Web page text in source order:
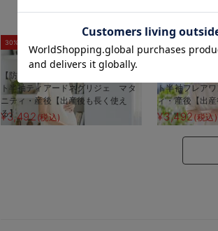
30%OFF
【防汚加工】綿混やわらかスウェッ
ト半袖ティアードネグリジェ マタ
ニティ・産後【出産後も長く使え
る】
¥3,492 (税込)
ト半袖フレア
ィ・産後【出産
¥3,492(税込)
お気に入り商品を確認